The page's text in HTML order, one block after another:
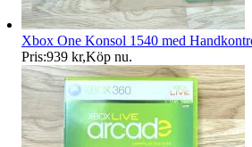
Xbox One Konsol 1540 med
Pris:939 kr,Köp nu.